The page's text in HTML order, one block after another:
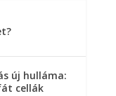
új hulláma:
cellák